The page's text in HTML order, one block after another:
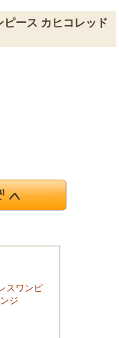
ース カヒコレッド